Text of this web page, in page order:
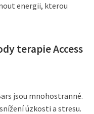
energii, kterou
terapie Access
jsou mnohostranné.
úzkosti a stresu.